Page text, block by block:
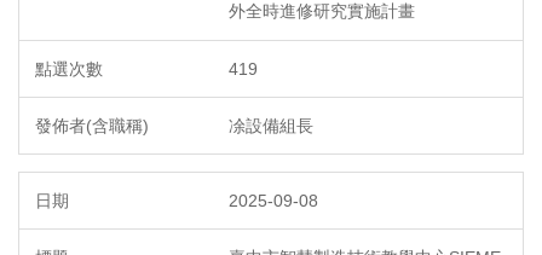
外全時進修研究實施計畫
419
凃設備組長
2025-09-08